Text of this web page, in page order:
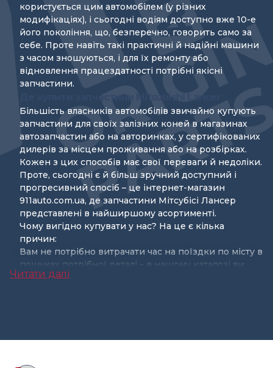
користується цим автомобілем (у різних
модифікаціях), і сьогодні водіям доступно вже 10-е
його покоління, що, безперечно, говорить само за
себе. Проте навіть такі практичні й надійні машини
з часом зношуються, і для їх ремонту або
відновлення працездатності потрібні якісні
запчастини.
Більшість власників автомобілів звичайно купують
запчастини для своїх залізних коней в магазинах
автозапчастин або на авторинках, у сертифікованих
дилерів за місцем проживання або на розбірках.
Кожен з цих способів має свої переваги й недоліки.
Проте, сьогодні є й більш зручний доступний і
прогресивний спосіб – це інтернет-магазин
911auto.com.ua, де запчастини Мітсубісі Лансер
представлені в найширшому асортименті.
Чому вигідно купувати у нас? На це є кілька
причин:
Вам не потрібно витрачати час на поїздки по місту в
пошуках потрібної деталі – в нашому каталозі ви
швидко знайдете будь-яку потрібну деталь, а якщо
У нас є деталі для всіх моделей Мітсубісі Лансер,
Читати далі